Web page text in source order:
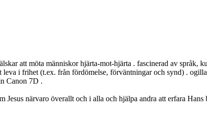
att möta människor hjärta-mot-hjärta . fascinerad av språk,
i frihet (t.ex. från fördömelse, förväntningar och synd) .
Canon 7D .
Jesus närvaro överallt och i alla och hjälpa andra att erfara